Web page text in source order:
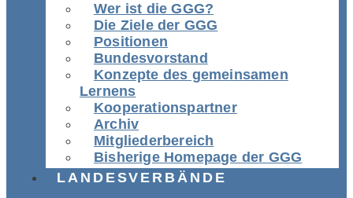
Wer ist die GGG?
Die Ziele der GGG
Positionen
Bundesvorstand
Konzepte des gemeinsamen
Lernens
Kooperationspartner
Archiv
Mitgliederbereich
Bisherige Homepage der GGG
LANDESVERBÄNDE